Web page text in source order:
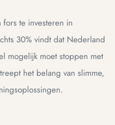
te investeren in
30% vindt dat Nederland
mogelijk moet stoppen met
het belang van slimme,